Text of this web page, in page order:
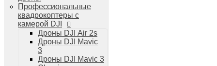
Зарядные устройства для дронов
Пульты для дронов
Пропеллеры для дронов
Кейсы для дронов
Тепловизионные бинокли
Тепловизионные прицелы
Профессиональные
квадрокоптеры с
камерой DJI
Дроны DJI Air 2s
Дроны DJI Mavic
3
Дроны DJI Mavic 3